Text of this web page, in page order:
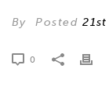
By Posted
0